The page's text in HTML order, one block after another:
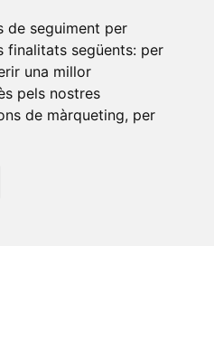
de seguiment per
finalitats següents: per
una millor
pels nostres
de màrqueting, per
local 10
s/n
Plana